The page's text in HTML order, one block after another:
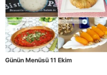
Günün Menüsü 11 Ekim